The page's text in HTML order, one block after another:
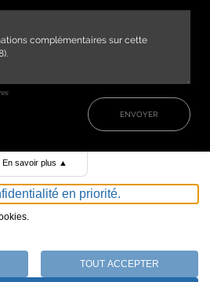
ENVOYER
Malakoff 75116 Paris
En savoir plus ▲
en priorité.
TOUT ACCEPTER